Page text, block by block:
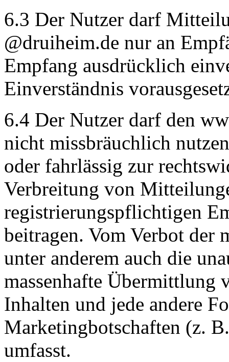
6.3 Der Nutzer darf
@druiheim.de nur an
Empfang ausdrücklich
Einverständnis
6.4 Der Nutzer darf den
nicht missbräuchlich
oder fahrlässig zur
Verbreitung von
registrierungspflichtigen
beitragen. Vom Verbot der
unter anderem auch die
massenhafte Übermittlung
Inhalten und jede andere
Marketingbotschaften (z.
umfasst.